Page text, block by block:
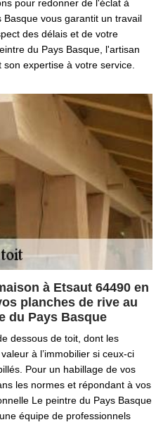
pour redonner de l'éclat à
vous garantit un travail
des délais et de votre
du Pays Basque, l'artisan
expertise à votre service.
à Etsaut 64490 en
planches de rive au
du Pays Basque
dessous de toit, dont les
à l’immobilier si ceux-ci
Pour un habillage de vos
les normes et répondant à vos
Le peintre du Pays Basque
équipe de professionnels